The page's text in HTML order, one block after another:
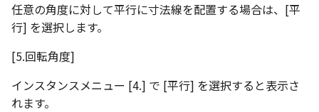
任意の角度に対して平行に寸法線を配置する場合は、[平
行] を選択します。
[5.回転角度]
インスタンスメニュー [4.] で [平行] を選択すると表示さ
れます。